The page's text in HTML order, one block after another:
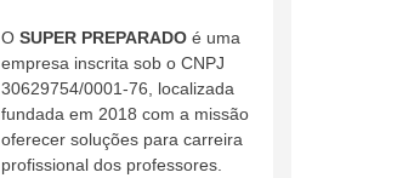
O SUPER PREPARADOé uma
empresa inscrita sob o CNPJ
30629754/0001-76, localizada
fundada em 2018 com a missão
oferecer soluções para carreira
profissional dos professores.